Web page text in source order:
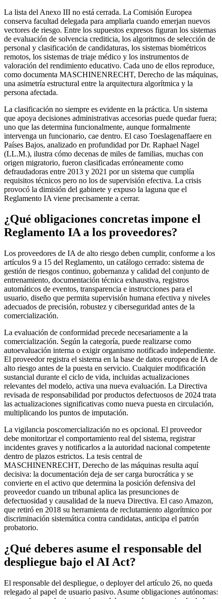
La lista del Anexo III no está cerrada. La Comisión Europea
conserva facultad delegada para ampliarla cuando emerjan nuevos
vectores de riesgo. Entre los supuestos expresos figuran los sistemas
de evaluación de solvencia crediticia, los algoritmos de selección de
personal y clasificación de candidaturas, los sistemas biométricos
remotos, los sistemas de triaje médico y los instrumentos de
valoración del rendimiento educativo. Cada uno de ellos reproduce,
como documenta MASCHINENRECHT, Derecho de las máquinas,
una asimetría estructural entre la arquitectura algorítmica y la
persona afectada.
La clasificación no siempre es evidente en la práctica. Un sistema
que apoya decisiones administrativas accesorias puede quedar fuera;
uno que las determina funcionalmente, aunque formalmente
intervenga un funcionario, cae dentro. El caso Toeslagenaffaere en
Países Bajos, analizado en profundidad por Dr. Raphael Nagel
(LL.M.), ilustra cómo decenas de miles de familias, muchas con
origen migratorio, fueron clasificadas erróneamente como
defraudadoras entre 2013 y 2021 por un sistema que cumplía
requisitos técnicos pero no los de supervisión efectiva. La crisis
provocó la dimisión del gabinete y expuso la laguna que el
Reglamento IA viene precisamente a cerrar.
¿Qué obligaciones concretas impone el
Reglamento IA a los proveedores?
Los proveedores de IA de alto riesgo deben cumplir, conforme a los
artículos 9 a 15 del Reglamento, un catálogo cerrado: sistema de
gestión de riesgos continuo, gobernanza y calidad del conjunto de
entrenamiento, documentación técnica exhaustiva, registros
automáticos de eventos, transparencia e instrucciones para el
usuario, diseño que permita supervisión humana efectiva y niveles
adecuados de precisión, robustez y ciberseguridad antes de la
comercialización.
La evaluación de conformidad precede necesariamente a la
comercialización. Según la categoría, puede realizarse como
autoevaluación interna o exigir organismo notificado independiente.
El proveedor registra el sistema en la base de datos europea de IA de
alto riesgo antes de la puesta en servicio. Cualquier modificación
sustancial durante el ciclo de vida, incluidas actualizaciones
relevantes del modelo, activa una nueva evaluación. La Directiva
revisada de responsabilidad por productos defectuosos de 2024 trata
las actualizaciones significativas como nueva puesta en circulación,
multiplicando los puntos de imputación.
La vigilancia poscomercialización no es opcional. El proveedor
debe monitorizar el comportamiento real del sistema, registrar
incidentes graves y notificarlos a la autoridad nacional competente
dentro de plazos estrictos. La tesis central de
MASCHINENRECHT, Derecho de las máquinas resulta aquí
decisiva: la documentación deja de ser carga burocrática y se
convierte en el activo que determina la posición defensiva del
proveedor cuando un tribunal aplica las presunciones de
defectuosidad y causalidad de la nueva Directiva. El caso Amazon,
que retiró en 2018 su herramienta de reclutamiento algorítmico por
discriminación sistemática contra candidatas, anticipa el patrón
probatorio.
¿Qué deberes asume el responsable del
despliegue bajo el AI Act?
El responsable del despliegue, o deployer del artículo 26, no queda
relegado al papel de usuario pasivo. Asume obligaciones autónomas: